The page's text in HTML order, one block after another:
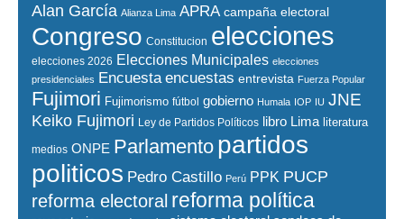
Alan García Alianza Lima APRA campaña electoral
Congreso Constitucion elecciones
elecciones 2026 Elecciones Municipales elecciones
presidenciales Encuesta encuestas entrevista Fuerza Popular
Fujimori Fujimorismo fútbol gobierno Humala IOP IU JNE
Keiko Fujimori Ley de Partidos Políticos libro Lima literatura
medios ONPE Parlamento partidos
politicos Pedro Castillo Perú PPK PUCP
reforma electoral reforma política